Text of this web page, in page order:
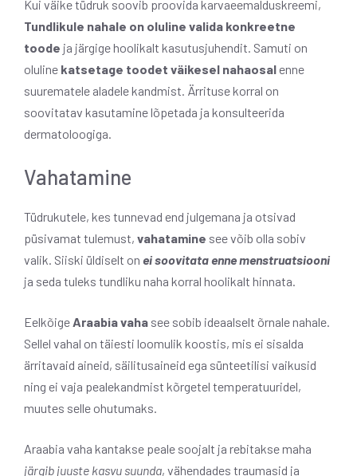
Kui väike tüdruk soovib proovida karvaeemalduskreemi,
Tundlikule nahale on oluline valida konkreetne
toode ja järgige hoolikalt kasutusjuhendit. Samuti on
oluline katsetage toodet väikesel nahaosalenne
suurematele aladele kandmist. Ärrituse korral on
soovitatav kasutamine lõpetada ja konsulteerida
dermatoloogiga.
Vahatamine
Tüdrukutele, kes tunnevad end julgemana ja otsivad
püsivamat tulemust, vahatamine see võib olla sobiv
valik. Siiski üldiselt on ei soovitata enne menstruatsiooni
ja seda tuleks tundliku naha korral hoolikalt hinnata.
Eelkõige Araabia vaha see sobib ideaalselt õrnale nahale.
Sellel vahal on täiesti loomulik koostis, mis ei sisalda
ärritavaid aineid, säilitusaineid ega sünteetilisi vaikusid
ning ei vaja pealekandmist kõrgetel temperatuuridel,
muutes selle ohutumaks.
Araabia vaha kantakse peale soojalt ja rebitakse maha
järgib juuste kasvu suunda, vähendades traumasid ja